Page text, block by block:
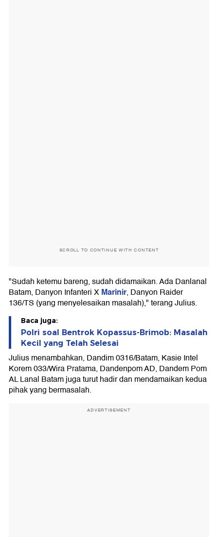
SCROLL TO CONTINUE WITH CONTENT
"Sudah ketemu bareng, sudah didamaikan. Ada Danlanal
Batam, Danyon Infanteri XMarinir, Danyon Raider
136/TS (yang menyelesaikan masalah)," terang Julius.
Baca juga:
Polri soal Bentrok Kopassus-Brimob: Masalah
Kecil yang Telah Selesai
Julius menambahkan, Dandim 0316/Batam, Kasie Intel
Korem 033/Wira Pratama, Dandenpom AD, Dandem Pom
AL Lanal Batam juga turut hadir dan mendamaikan kedua
pihak yang bermasalah.
ADVERTISEMENT